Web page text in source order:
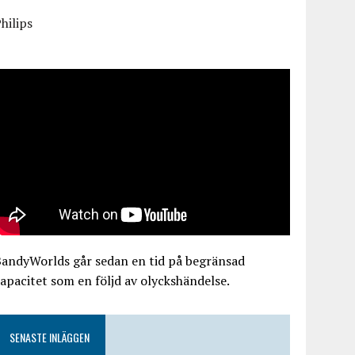
går sedan en tid på begränsad
som en följd av olyckshändelse.
SENASTE INLÄGGEN